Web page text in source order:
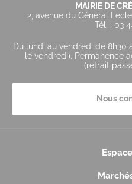
MAIRIE DE
2, avenue du Général
Tél. : 03
Du lundi au vendredi de 8h30
le vendredi). Permanence
(retrait
Nous